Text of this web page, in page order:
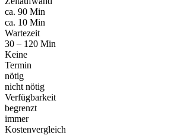
ca. 90 Min
ca. 10 Min
Wartezeit
30 – 120 Min
Keine
Termin
nötig
nicht nötig
Verfügbarkeit
begrenzt
immer
Kostenvergleich